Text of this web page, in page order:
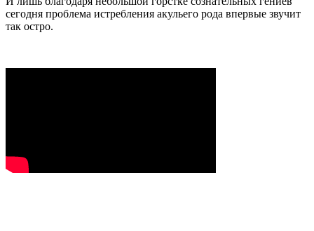
сегодня проблема истребления акульего рода впервые звучит
так остро.